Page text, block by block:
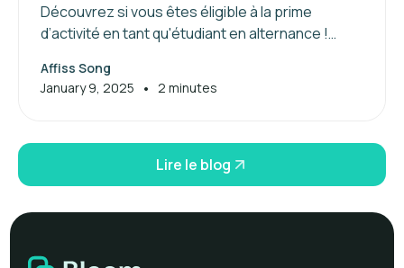
Découvrez si vous êtes éligible à la prime
d’activité en tant qu'étudiant en alternance !
Affiss Song
January 9, 2025
• 2 minutes
Lire le blog